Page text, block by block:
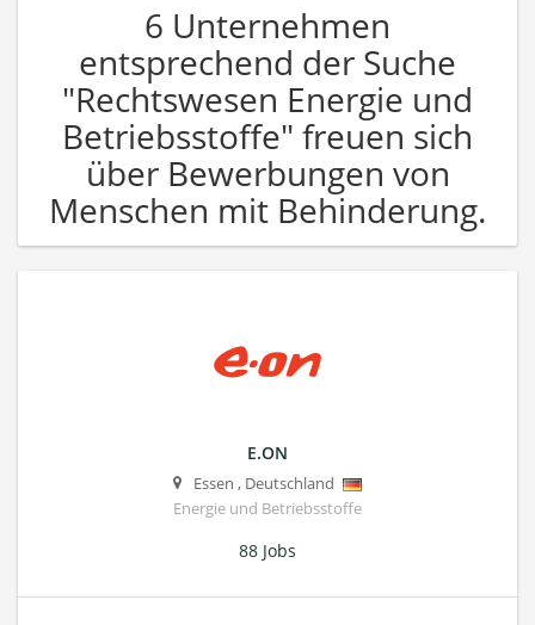
6 Unternehmen
entsprechend der Suche
"Rechtswesen Energie und
Betriebsstoffe" freuen sich
über Bewerbungen von
Menschen mit Behinderung.
E.ON
Essen , Deutschland
Energie und Betriebsstoffe
88 Jobs